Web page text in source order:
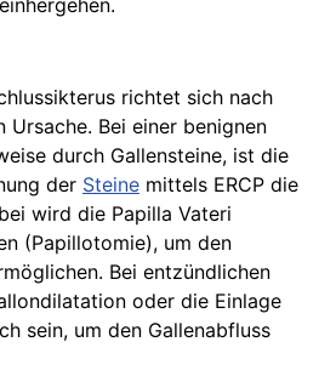
richtet sich nach
Ursache. Bei einer benignen
durch Gallensteine, ist die
der Steine mittels ERCP die
wird die Papilla Vateri
(Papillotomie), um den
Bei entzündlichen
oder die Einlage
sein, um den Gallenabfluss